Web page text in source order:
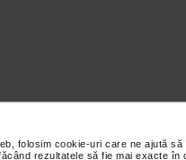
folosim cookie-uri care ne ajută
rezultatele să fie mai exacte în